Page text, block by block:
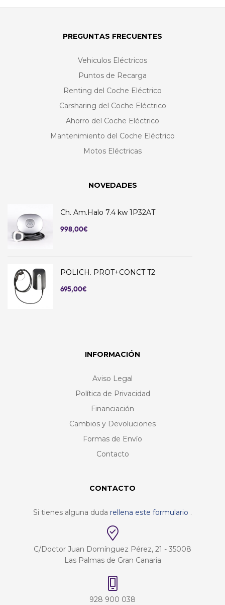
PREGUNTAS FRECUENTES
Vehiculos Eléctricos
Puntos de Recarga
Renting del Coche Eléctrico
Carsharing del Coche Eléctrico
Ahorro del Coche Eléctrico
Mantenimiento del Coche Eléctrico
Motos Eléctricas
NOVEDADES
Ch. Am.Halo 7.4 kw 1P32AT
998,00€
POLICH. PROT+CONCT T2
695,00€
INFORMACIÓN
Aviso Legal
Política de Privacidad
Financiación
Cambios y Devoluciones
Formas de Envío
Contacto
CONTACTO
Si tienes alguna duda rellena este formulario .
C/Doctor Juan Domínguez Pérez, 21 - 35008
Las Palmas de Gran Canaria
928 900 038